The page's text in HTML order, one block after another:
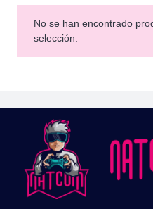
No se han encontrado
selección.